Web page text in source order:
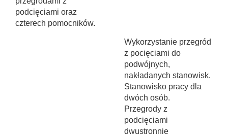
podcięciami oraz
czterech pomocników.
Wykorzystanie przegród
z pocięciami do
podwójnych,
nakładanych stanowisk.
Stanowisko pracy dla
dwóch osób.
Przegrody z
podcięciami
dwustronnie